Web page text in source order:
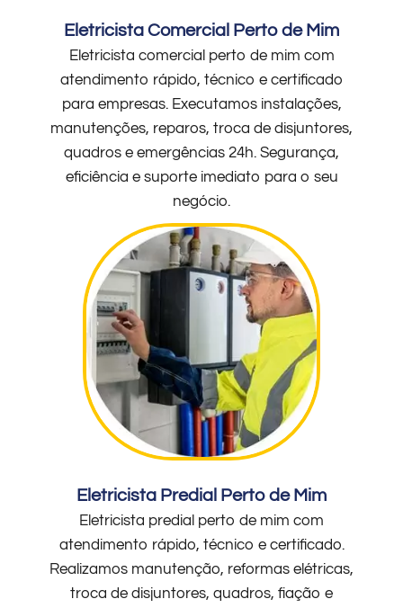
Eletricista Comercial Perto de Mim
Eletricista comercial perto de mim com
atendimento rápido, técnico e certificado
para empresas. Executamos instalações,
manutenções, reparos, troca de disjuntores,
quadros e emergências 24h. Segurança,
eficiência e suporte imediato para o seu
negócio.
Eletricista Predial Perto de Mim
Eletricista predial perto de mim com
atendimento rápido, técnico e certificado.
Realizamos manutenção, reformas elétricas,
troca de disjuntores, quadros, fiação e